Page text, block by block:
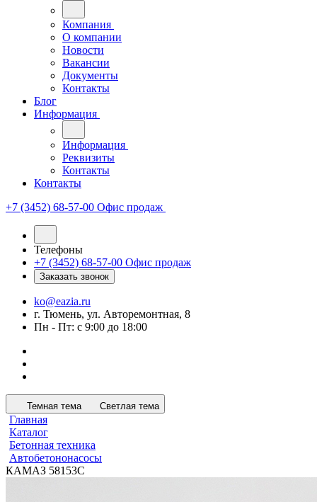
Компания
О компании
Новости
Вакансии
Документы
Контакты
Блог
Информация
Информация
Реквизиты
Контакты
Контакты
+7 (3452) 68-57-00 Офис продаж
Телефоны
+7 (3452) 68-57-00 Офис продаж
Заказать звонок
ko@eazia.ru
г. Тюмень, ул. Авторемонтная, 8
Пн - Пт: с 9:00 до 18:00
Темная тема Светлая тема
Главная
Каталог
Бетонная техника
Автобетононасосы
КАМАЗ 58153C